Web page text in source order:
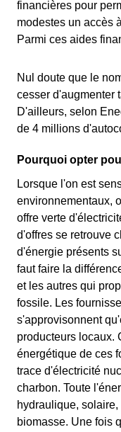
financières pour
modestes un accès
Parmi ces aides
Nul doute que le
cesser d'augmenter
D'ailleurs, selon
de 4 millions
Pourquoi opter
Lorsque l'on est
environnementaux,
offre verte
d'offres se retrouve
d'énergie présents
faut faire la
et les autres qui
fossile. Les
s'approvisonnent
producteurs locaux.
énergétique de ces
trace d'électricité
charbon. Toute
hydraulique,
biomasse. Une fois